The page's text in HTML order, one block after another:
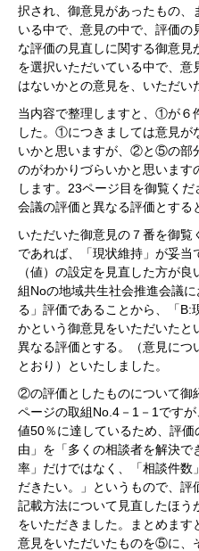
択され、御意見があったもの
いる中で、意見の中で、評価の
な評価の見直しに関する御意
を選択いただいている中で、
はないかとの意見を、いただい
当内容で整理しますと、①が
した。①につきましては意見が
いかと思いますが、②と⑤の部
のがわかりづらいかと思います
します。23ページ目を御覧く
会議の評価と異なる評価とする
いただいた御意見の７番を御覧
であれば、「現状維持」が妥
（値）の設定を見直した方が
組Noの地域共生社会推進会議
る」評価であることから、「B:
かという御意見をいただいた
異なる評価とする。（意見に
とおり）といたしました。
②の評価としたものについて御
ページの取組No.4－1－1です
値50％に達しているため、評
由」を「多くの相談者を解決
率」だけではなく、「相談件数
だきたい。」というもので、評
記載方法について見直したほう
をいただきました。まとめま
意見をいただいたものを⑤に、